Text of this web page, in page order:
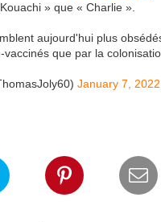
» que « Charlie ».
aujourd'hui plus
vaccinés que par la
January 7, 2022